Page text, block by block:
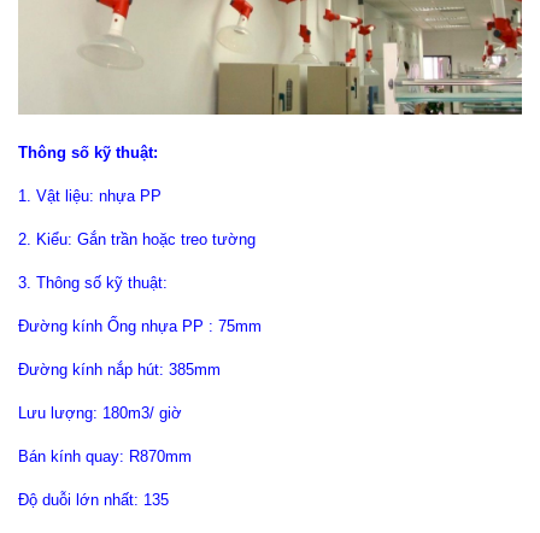
Thông số kỹ thuật:
1. Vật liệu: nhựa PP
2. Kiểu: Gắn trần hoặc treo tường
3. Thông số kỹ thuật:
Đường kính Ống nhựa PP : 75mm
Đường kính nắp hút: 385mm
Lưu lượng: 180m3/ giờ
Bán kính quay: R870mm
Độ duỗi lớn nhất: 135